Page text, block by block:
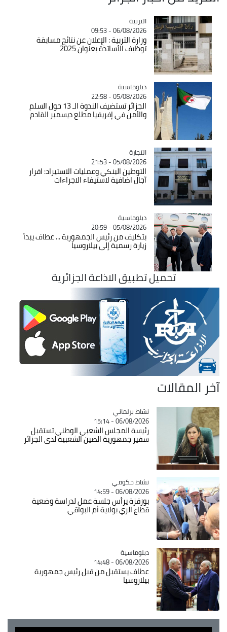
Catégorie
التربية
06/08/2026 - 09:53
وزارة التربية : الإعلان عن نتائج مسابقة
توظيف الأساتذة بعنوان 2025
Catégorie
دبلوماسية
05/08/2026 - 22:58
الجزائر تستضيف الندوة الـ 13 حول السلم
والأمن في إفريقيا مطلع ديسمبر القادم
Catégorie
التجارة
05/08/2026 - 21:53
التوطين البنكي وعمليات الاستيراد: اقرار
آجال اضافية لاستيفاء الاجراءات
Catégorie
دبلوماسية
05/08/2026 - 20:59
بتكليف من رئيس الجمهورية ... عطاف يبدأ
زيارة رسمية إلى بيلاروسيا
تحميل تطبيق الاذاعة الجزائرية
آخر المقالات
Catégorie
نشاط برلماني
06/08/2026 - 15:14
رئيسة المجلس الشعبي الوطني تستقبل
سفير جمهورية الصين الشعبية لدى الجزائر
Catégorie
نشاط حكومي
06/08/2026 - 14:59
بوزقزة يرأس جلسة عمل لدراسة وضعية
قطاع الري بولاية أم البواقي
Catégorie
دبلوماسية
06/08/2026 - 14:48
عطاف يستقبل من قبل رئيس جمهورية
بيلاروسيا